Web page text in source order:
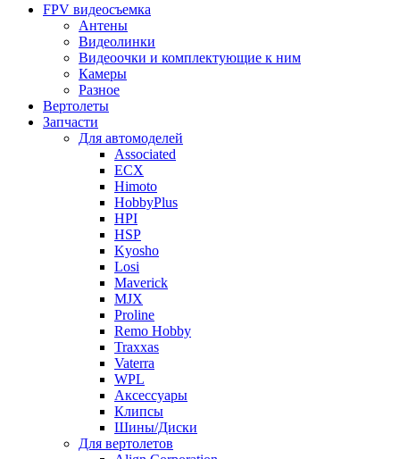
FPV видеосъемка
Антены
Видеолинки
Видеоочки и комплектующие к ним
Камеры
Разное
Вертолеты
Запчасти
Для автомоделей
Associated
ECX
Himoto
HobbyPlus
HPI
HSP
Kyosho
Losi
Maverick
MJX
Proline
Remo Hobby
Traxxas
Vaterra
WPL
Аксессуары
Клипсы
Шины/Диски
Для вертолетов